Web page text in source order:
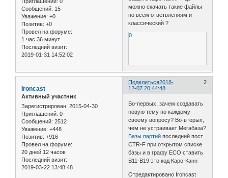
Сообщений: 15
Уважение: +0
Позитив: +0
Провел на форуме:
1 час 36 минут
Последний визит:
2019-01-31 14:52:02
можно скачать такие файлы
по всем ответвлениям и
классический ?
0
Поделиться 2
2018-
12-07 20:44:48
Ironcast
Активный участник
Зарегистрирован: 2015-04-30
Приглашений: 0
Сообщений: 2512
Уважение: +448
Позитив: +916
Провел на форуме:
20 дней 12 часов
Последний визит:
2019-03-22 13:48:48
Во-первых, зачем создавать
новую тему по каждому
своему вопросу? Во-вторых,
чем не устраивает Мегабаза?
Базы партий последний пост.
CTR-F при открытом списке
базы и в графу ECO ставить
B11-B19 это код Каро-Канн
Отредактировано Ironcast